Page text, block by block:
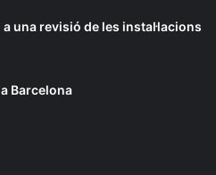
una revisió de les instal·lacions
Barcelona